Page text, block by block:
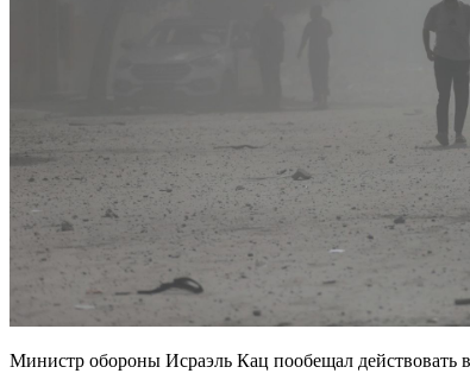
Министр обороны Исраэль Кац пообещал